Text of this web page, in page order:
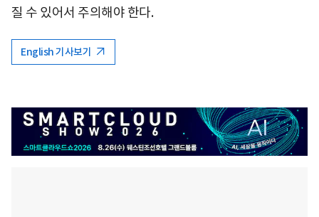
질 수 있어서 주의해야 한다.
English 기사보기